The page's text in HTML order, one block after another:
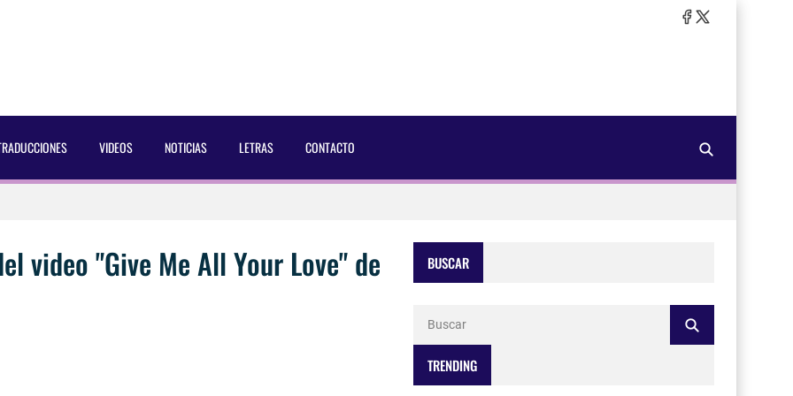
VIDEOS NOTICIAS LETRAS CONTACTO
Magazine [2025]
[2025]
video "Give Me All Your Love" de
BUSCAR
TRENDING